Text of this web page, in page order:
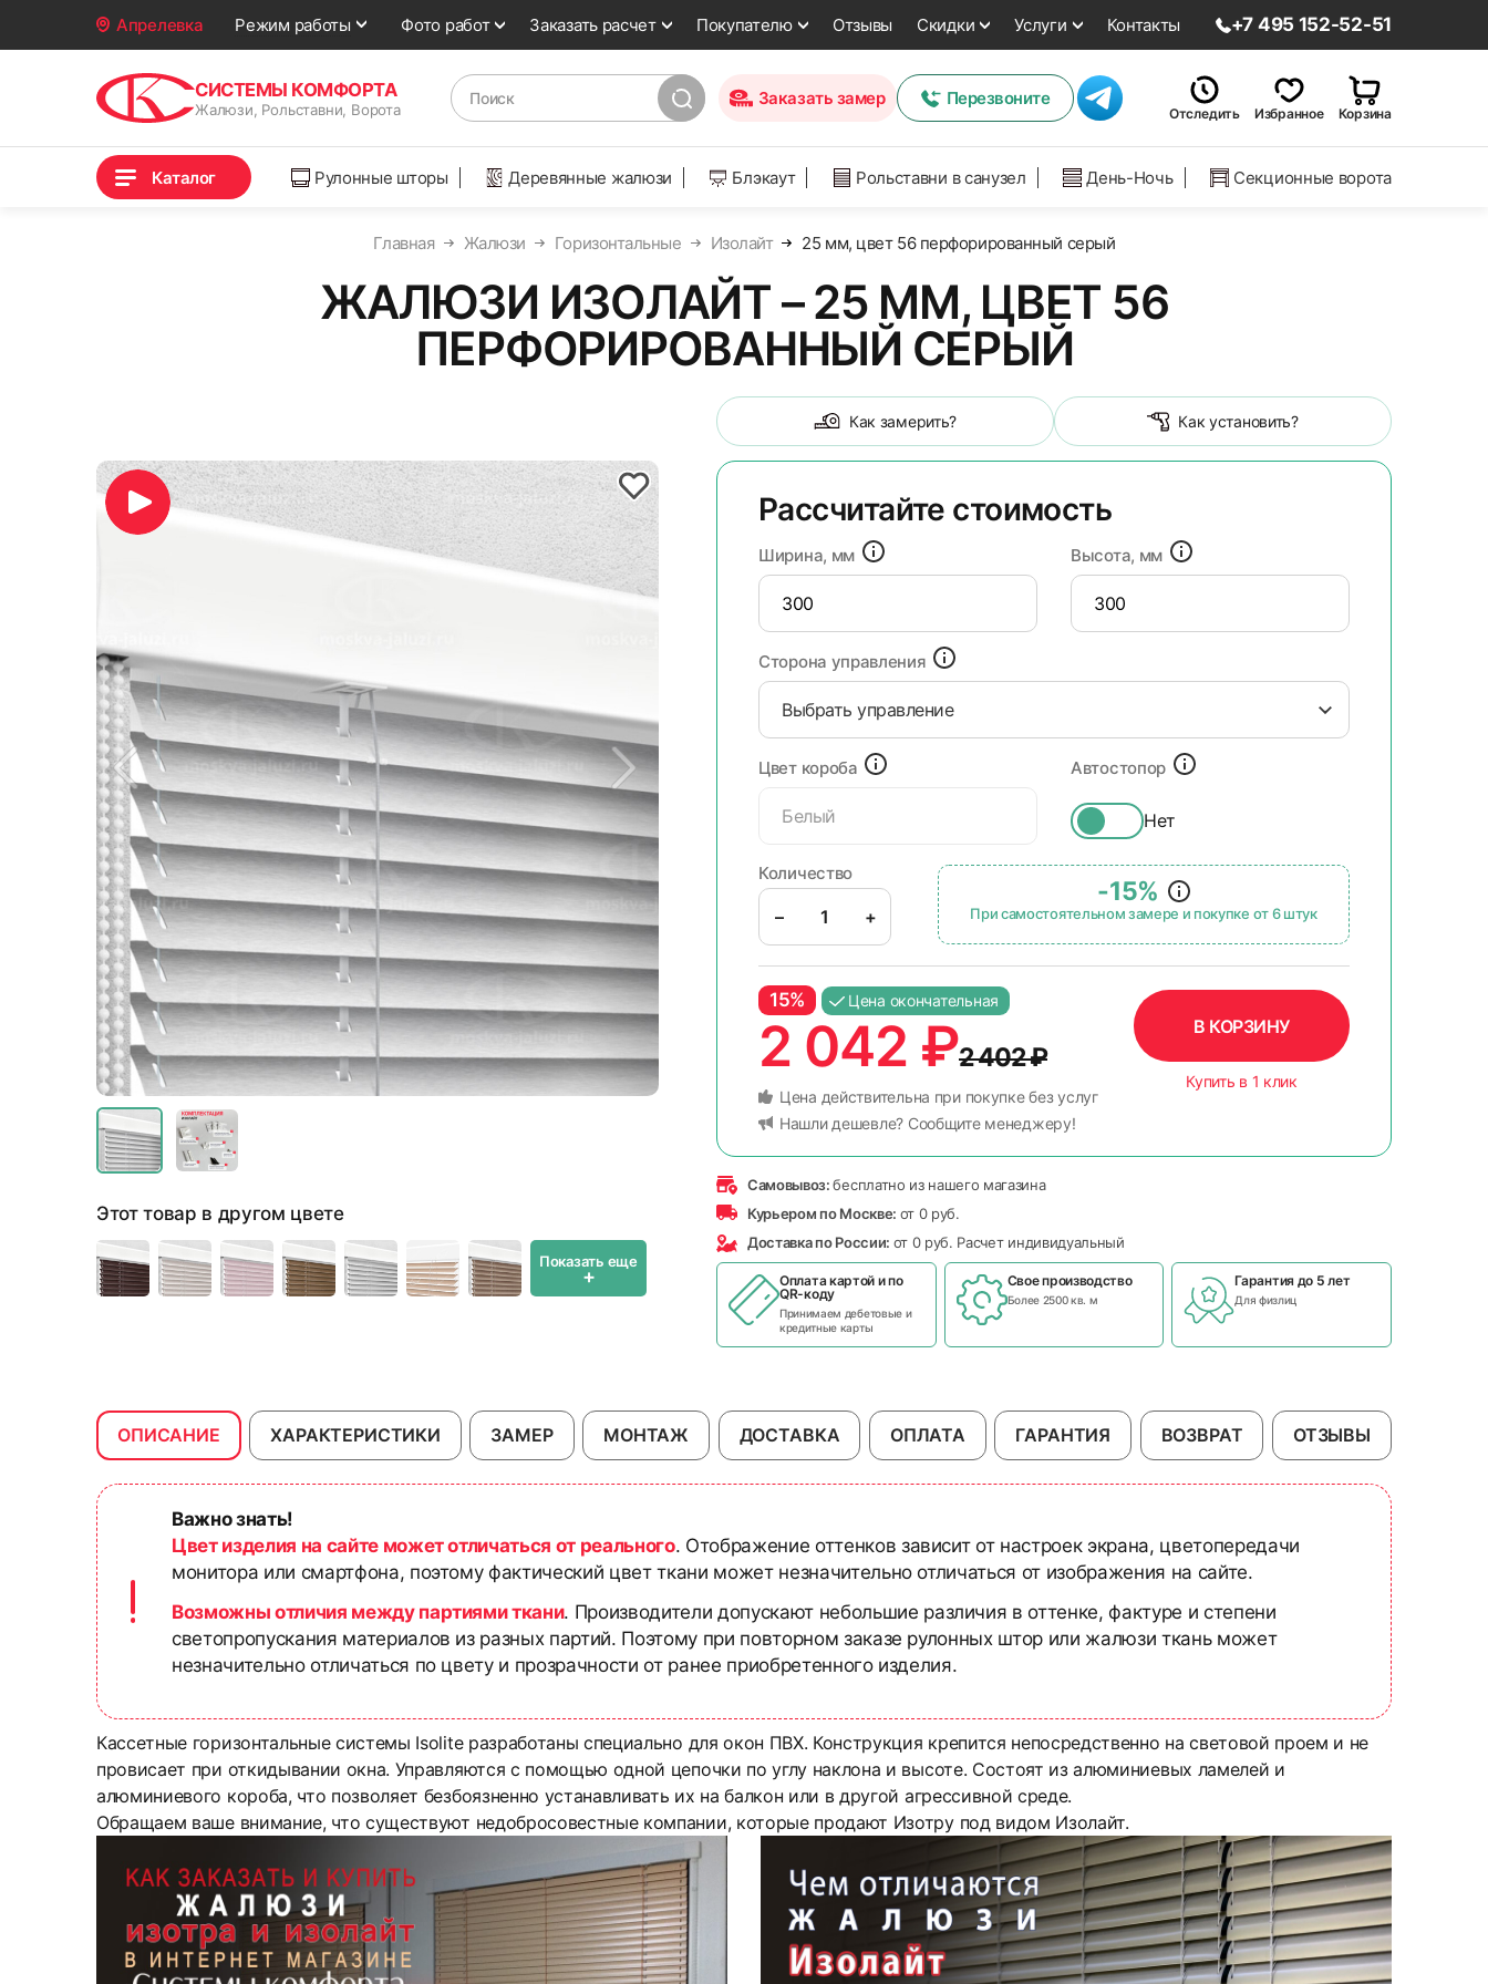
Апрелевка Режим работы Фото работ Заказать расчет Покупателю Отзывы Скидки Услуги Контакты +7 495 152-52-51
СИСТЕМЫ КОМФОРТА
Жалюзи, Рольставни, Ворота
Заказать замер Перезвоните
Отследить Избранное Корзина
Каталог Рулонные шторы Деревянные жалюзи Блэкаут Рольставни в санузел День-Ночь Секционные ворота
Главная Жалюзи Горизонтальные Изолайт 25 мм, цвет 56 перфорированный серый
ЖАЛЮЗИ ИЗОЛАЙТ – 25 ММ, ЦВЕТ 56
ПЕРФОРИРОВАННЫЙ СЕРЫЙ
Как замерить? Как установить?
Этот товар в другом цвете
Показать еще
+
Рассчитайте стоимость
Ширина, мм Высота, мм
Сторона управления
Выбрать управление
Цвет короба
Белый
Автостопор
Нет
Количество
– +
-15%
При самостоятельном замере и покупке от 6 штук
15% Цена окончательная
2 042 ₽2 402₽
Цена действительна при покупке без услуг
Нашли дешевле? Сообщите менеджеру!
В КОРЗИНУ
Купить в 1 клик
Самовывоз:бесплатно из нашего магазина
Курьером по Москве: от 0 руб.
Доставка по России: от 0 руб. Расчет индивидуальный
Оплата картой и по
QR-коду
Принимаем дебетовые и
кредитные карты
Свое производство
Более 2500 кв. м
Гарантия до 5 лет
Для физлиц
ОПИСАНИЕ ХАРАКТЕРИСТИКИ ЗАМЕР МОНТАЖ ДОСТАВКА ОПЛАТА ГАРАНТИЯ ВОЗВРАТ ОТЗЫВЫ
Важно знать!
Цвет изделия на сайте может отличаться от реального. Отображение оттенков зависит от настроек экрана, цветопередачи
монитора или смартфона, поэтому фактический цвет ткани может незначительно отличаться от изображения на сайте.
Возможны отличия между партиями ткани. Производители допускают небольшие различия в оттенке, фактуре и степени
светопропускания материалов из разных партий. Поэтому при повторном заказе рулонных штор или жалюзи ткань может
незначительно отличаться по цвету и прозрачности от ранее приобретенного изделия.
Кассетные горизонтальные системы Isolite разработаны специально для окон ПВХ. Конструкция крепится непосредственно на световой проем и не
провисает при откидывании окна. Управляются с помощью одной цепочки по углу наклона и высоте. Состоят из алюминиевых ламелей и
алюминиевого короба, что позволяет безбоязненно устанавливать их на балкон или в другой агрессивной среде.
Обращаем ваше внимание, что существуют недобросовестные компании, которые продают Изотру под видом Изолайт.